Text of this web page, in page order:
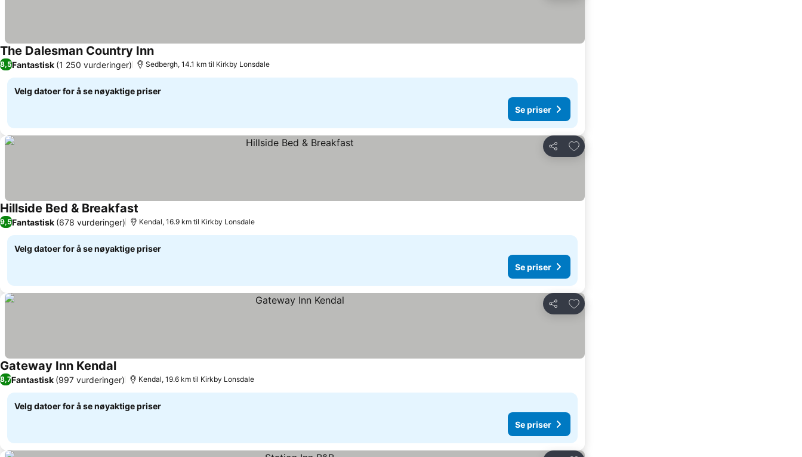
The Dalesman Country Inn
8,5Fantastisk (1 250 vurderinger) Sedbergh, 14.1 km til Kirkby Lonsdale
Velg datoer for å se nøyaktige priser
Se priser
Del
Legg til i favoritter
Hillside Bed & Breakfast
9,5Fantastisk (678 vurderinger) Kendal, 16.9 km til Kirkby Lonsdale
Velg datoer for å se nøyaktige priser
Se priser
Del
Legg til i favoritter
Gateway Inn Kendal
8,7Fantastisk (997 vurderinger) Kendal, 19.6 km til Kirkby Lonsdale
Velg datoer for å se nøyaktige priser
Se priser